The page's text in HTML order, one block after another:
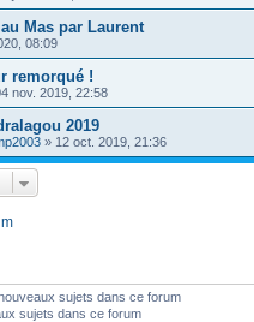
Mas par Laurent
08:09
remorqué !
nov. 2019, 22:58
2019
» 12 oct. 2019, 21:36
sujets dans ce forum
sujets dans ce forum